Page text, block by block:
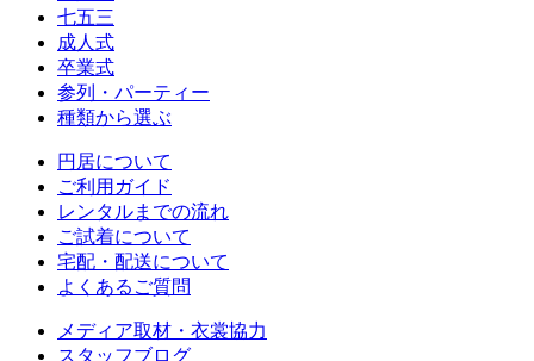
七五三
成人式
卒業式
参列・パーティー
種類から選ぶ
円居について
ご利用ガイド
レンタルまでの流れ
ご試着について
宅配・配送について
よくあるご質問
メディア取材・衣裳協力
スタッフブログ